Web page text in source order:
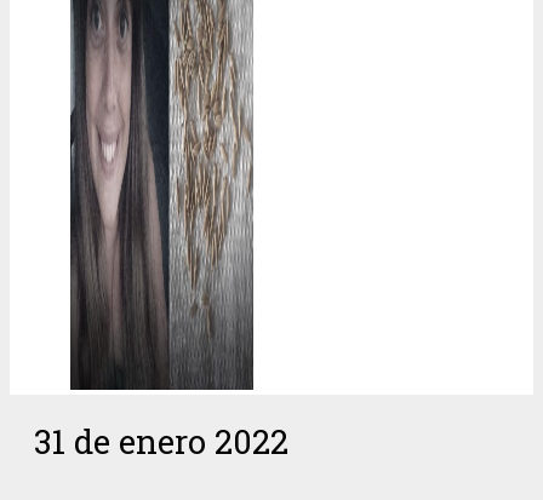
31 de enero 2022